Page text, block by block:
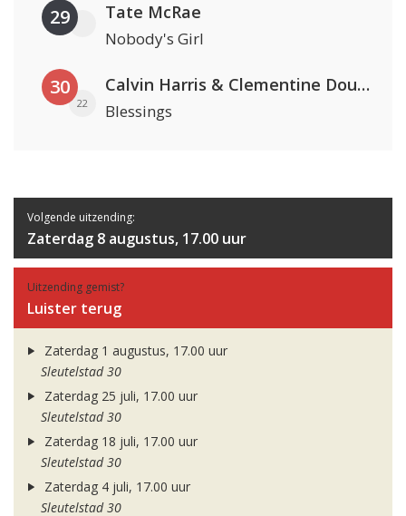
29 Tate McRae
Nobody's Girl
30
22
Calvin Harris & Clementine Douglas
Blessings
Volgende uitzending:
Zaterdag 8 augustus, 17.00 uur
Uitzending gemist?
Luister terug
Zaterdag 1 augustus, 17.00 uur
Sleutelstad 30
Zaterdag 25 juli, 17.00 uur
Sleutelstad 30
Zaterdag 18 juli, 17.00 uur
Sleutelstad 30
Zaterdag 4 juli, 17.00 uur
Sleutelstad 30